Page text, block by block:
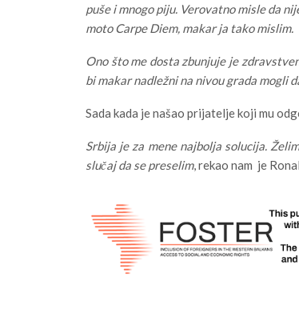
puše i mnogo piju. Verovatno misle da
moto Carpe Diem, makar ja tako mislim.
Ono što me dosta zbunjuje je
bi makar nadležni na nivou grada mogli
Sada kada je našao prijatelje koji mu
Srbija je za mene najbolja solucija.
slučaj da se preselim, rekao nam je